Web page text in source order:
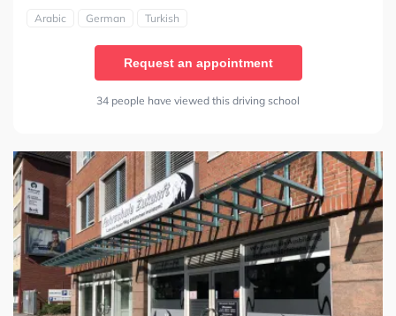
Arabic German Turkish
Request an appointment
34 people have viewed this driving school